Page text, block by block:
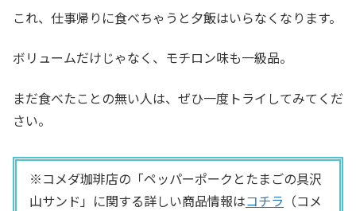
これ、仕事帰りに食べちゃうと夕飯はいらなくなります。
ボリュームだけじゃなく、モチロン味も一級品。
まだ食べたことの無い人は、ぜひ一度トライしてみてくだ
さい。
※コメダ珈琲店の「ペッパーポークとたまごの具沢
山サンド」に関する詳しい商品情報はコチラ （コメ